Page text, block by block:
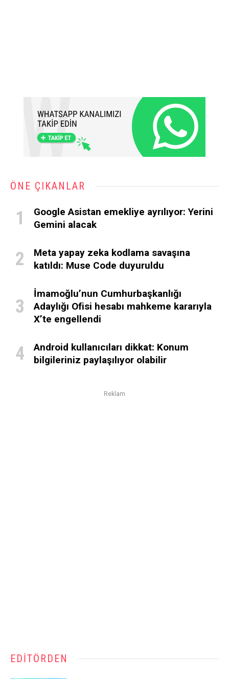
ÖNE ÇIKANLAR
Google Asistan emekliye ayrılıyor: Yerini
Gemini alacak
Meta yapay zeka kodlama savaşına
katıldı: Muse Code duyuruldu
İmamoğlu’nun Cumhurbaşkanlığı
Adaylığı Ofisi hesabı mahkeme kararıyla
X’te engellendi
Android kullanıcıları dikkat: Konum
bilgileriniz paylaşılıyor olabilir
Reklam
EDITÖRDEN